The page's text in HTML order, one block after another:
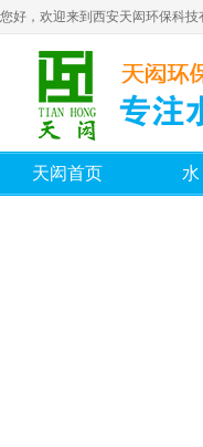
您好，欢迎来到西安天闳环保科技
天闳首页